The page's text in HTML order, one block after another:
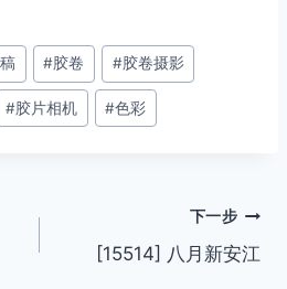
#胶卷 #胶卷摄影
#胶片相机 #色彩
下一步
[15514] 八月新安江